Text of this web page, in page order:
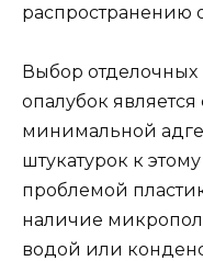
распространению
Выбор
опалубок
минимальной
штукатурок к
проблемой
наличие
водой или